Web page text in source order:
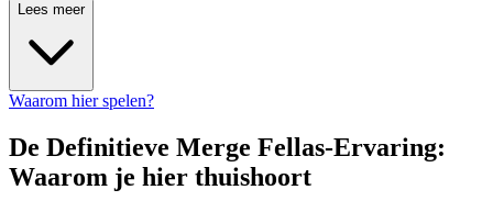
Lees meer
Waarom hier spelen?
De Definitieve Merge Fellas-Ervaring:
Waarom je hier thuishoort